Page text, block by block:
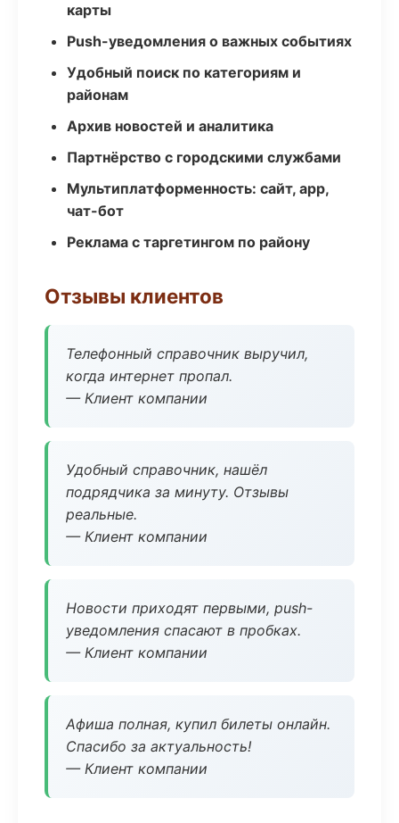
карты
Push-уведомления о важных событиях
Удобный поиск по категориям и
районам
Архив новостей и аналитика
Партнёрство с городскими службами
Мультиплатформенность: сайт, app,
чат-бот
Реклама с таргетингом по району
Отзывы клиентов
Телефонный справочник выручил,
когда интернет пропал.
— Клиент компании
Удобный справочник, нашёл
подрядчика за минуту. Отзывы
реальные.
— Клиент компании
Новости приходят первыми, push-
уведомления спасают в пробках.
— Клиент компании
Афиша полная, купил билеты онлайн.
Спасибо за актуальность!
— Клиент компании